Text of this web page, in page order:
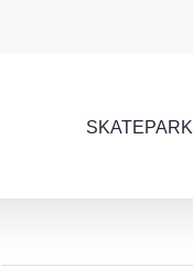
SKATEPARK